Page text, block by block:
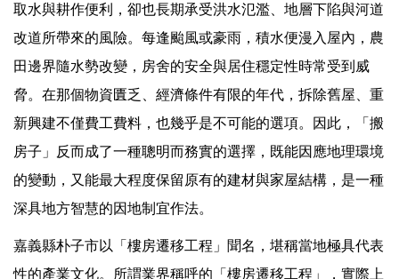
取水與耕作便利，卻也長期承受洪水氾濫、地層下陷與河道
改道所帶來的風險。每逢颱風或豪雨，積水便漫入屋內，農
田邊界隨水勢改變，房舍的安全與居住穩定性時常受到威
脅。在那個物資匱乏、經濟條件有限的年代，拆除舊屋、重
新興建不僅費工費料，也幾乎是不可能的選項。因此，「搬
房子」反而成了一種聰明而務實的選擇，既能因應地理環境
的變動，又能最大程度保留原有的建材與家屋結構，是一種
深具地方智慧的因地制宜作法。
嘉義縣朴子市以「樓房遷移工程」聞名，堪稱當地極具代表
性的產業文化。所謂業界稱呼的「樓房遷移工程」，實際上